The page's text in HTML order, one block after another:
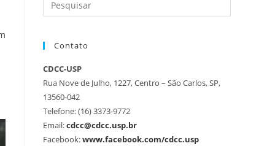
Contato
CDCC-USP
Rua Nove de Julho, 1227, Centro – São Carlos, SP,
13560-042
Telefone: (16) 3373-9772
Email:cdcc@cdcc.usp.br
Facebook:www.facebook.com/cdcc.usp